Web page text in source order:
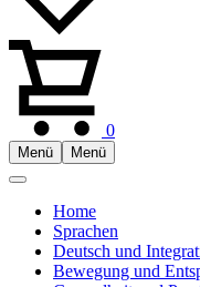
0
Menü Menü
Home
Sprachen
Deutsch und
Bewegung und